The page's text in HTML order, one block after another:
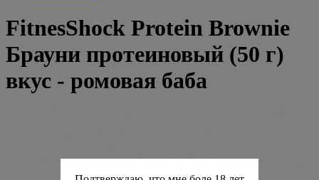
FitnesShock Protein Brownie
Брауни протеиновый (50 г)
вкус - ромовая баба